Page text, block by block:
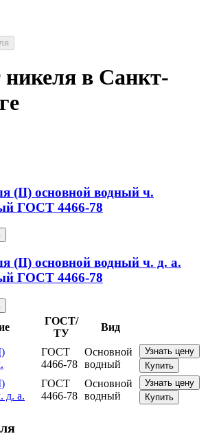
никеля в Санкт-
(II) основной водный ч.
ГОСТ 4466-78
(II) основной водный ч. д. а.
ГОСТ 4466-78
ГОСТ/
ТУ
Вид
ГОСТ
4466-78
Основной
водный
Узнать цену
Купить
д. а.
ГОСТ
4466-78
Основной
водный
Узнать цену
Купить